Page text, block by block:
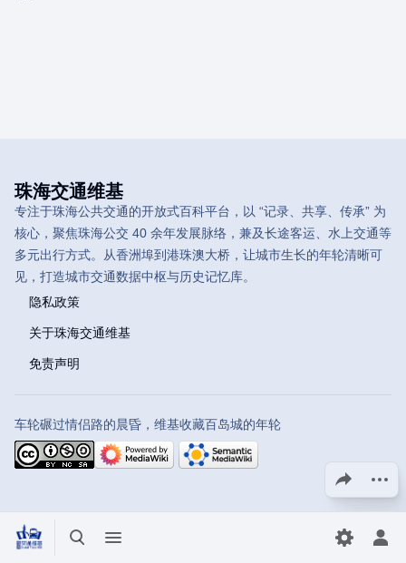
打开/关闭搜索
打开/关闭菜单 切换首选
打
分享此页面
珠海交通维基
专注于珠海公共交通的开放式百科平台，以 “记录、共享、传承” 为
核心，聚焦珠海公交 40 余年发展脉络，兼及长途客运、水上交通等
多元出行方式。从香洲埠到港珠澳大桥，让城市生长的年轮清晰可
见，打造城市交通数据中枢与历史记忆库。
隐私政策
关于珠海交通维基
免责声明
车轮碾过情侣路的晨昏，维基收藏百岛城的年轮